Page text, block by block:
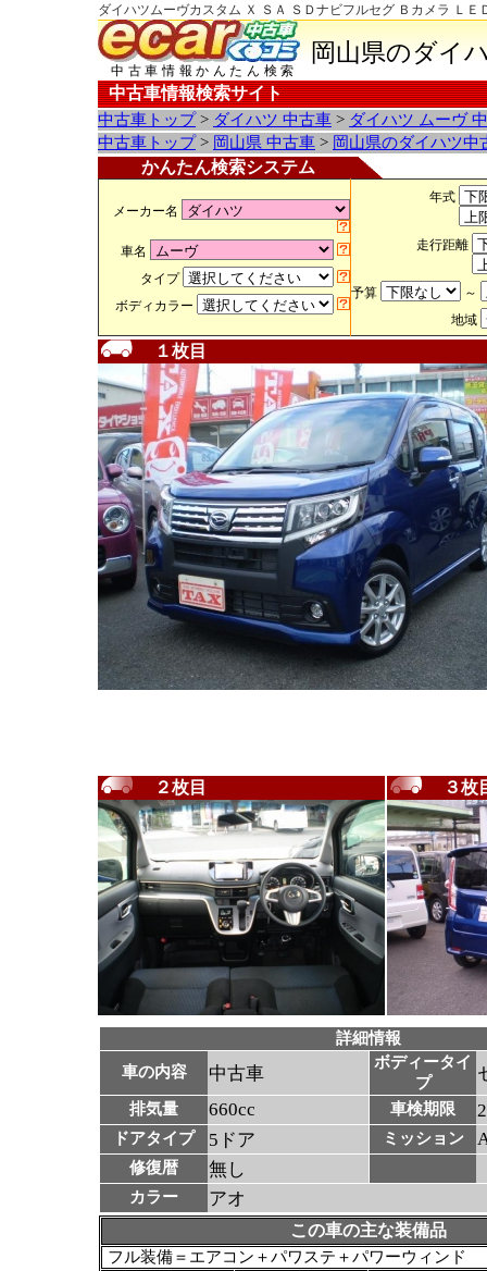
ダイハツムーヴカスタム Ｘ ＳＡ ＳＤナビフルセグ Ｂカメラ Ｌ
中古車情報かんたん検索
岡山県のダイ
中古車情報検索サイト
中古車トップ> ダイハツ 中古車 > ダイハツ ムーヴ
中古車トップ> 岡山県 中古車 > 岡山県のダイハツ中
かんたん検索システム
メーカー名
車名
タイプ
ボディカラー
年式
走行距離
予算
～
地域
１枚目
２枚目 ３枚
詳細情報
車の内容
中古車
ボディータイ
プ
排気量 660cc 車検期限
ドアタイプ 5ドア ミッション
修復暦 無し
カラー アオ
この車の主な装備品
フル装備＝エアコン＋パワステ＋パワーウィンド